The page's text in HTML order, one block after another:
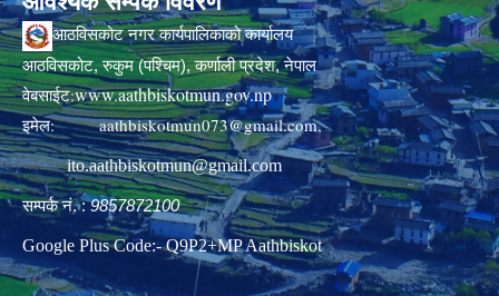
आठविसकोट नगर कार्यपालिकाको कार्यालय
आठविसकोट, रुकुम (पश्चिम), कर्णाली प्रदेश, नेपाल
वेबसाईट:www.aathbiskotmun.gov.np
इमेल:aathbiskotmun073@gmail.com,
ito.aathbiskotmun@gmail.com
सम्पर्क नं. :9857872100
Google Plus Code:- Q9P2+MP Aathbiskot